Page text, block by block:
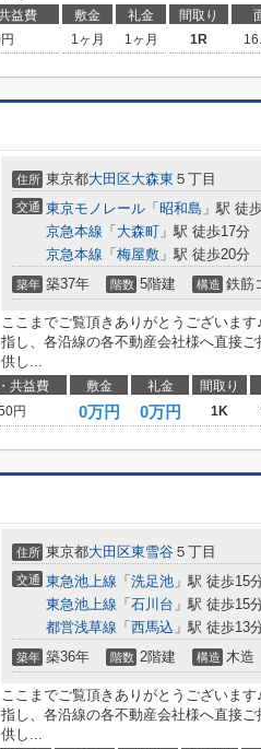
益費 敷金 礼金 間取り
1ヶ月 1ヶ月 1R
住所 東京都大田区大森東 ５丁目
交通 東京モノレール 「 昭和島 」駅 徒
京急本線 「 大森町 」駅 徒歩17分
京急本線 「 梅屋敷 」駅 徒歩20分
築年 築37年 階数 5階建 構造 鉄筋
ここまでご覧頂きありがとうございま
指し、各沿線の各不動産会社様へ直接
供し...
共益費 敷金 礼金 間取り
円 0万円 0万円 1K
住所 東京都大田区東雪谷 ５丁目
交通 東急池上線 「 洗足池 」駅 徒歩15
東急池上線 「 石川台 」駅 徒歩15
都営浅草線 「 西馬込 」駅 徒歩13
築年 築36年 階数 2階建 構造 木造
ここまでご覧頂きありがとうございま
指し、各沿線の各不動産会社様へ直接
供し...